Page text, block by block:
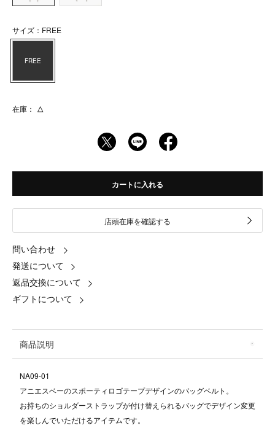
サイズ：FREE
FREE
在庫： △
カートに入れる
店頭在庫を確認する
問い合わせ
発送について
返品交換について
ギフトについて
商品説明
NA09-01
アニエスベーのスポーティロゴテープデザインのバッグベルト。
お持ちのショルダーストラップが付け替えられるバッグでデザイン変更
を楽しんでいただけるアイテムです。